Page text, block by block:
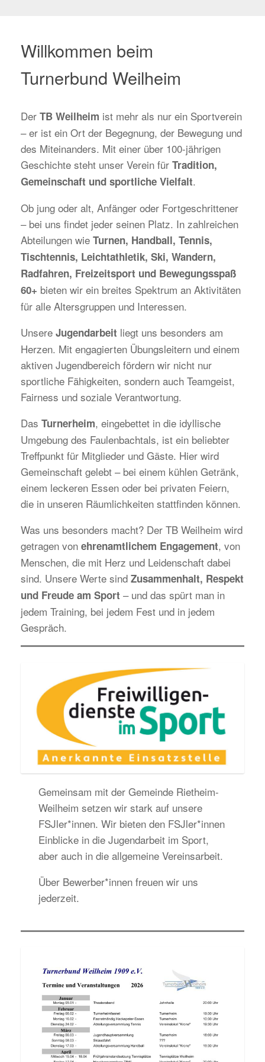
Willkommen beim
Turnerbund Weilheim
Der TB Weilheim ist mehr als nur ein Sportverein
– er ist ein Ort der Begegnung, der Bewegung und
des Miteinanders. Mit einer über 100-jährigen
Geschichte steht unser Verein für Tradition,
Gemeinschaft und sportliche Vielfalt.
Ob jung oder alt, Anfänger oder Fortgeschrittener
– bei uns findet jeder seinen Platz. In zahlreichen
Abteilungen wie Turnen, Handball, Tennis,
Tischtennis, Leichtathletik, Ski, Wandern,
Radfahren, Freizeitsport und Bewegungsspaß
60+ bieten wir ein breites Spektrum an Aktivitäten
für alle Altersgruppen und Interessen.
Unsere Jugendarbeit liegt uns besonders am
Herzen. Mit engagierten Übungsleitern und einem
aktiven Jugendbereich fördern wir nicht nur
sportliche Fähigkeiten, sondern auch Teamgeist,
Fairness und soziale Verantwortung.
Das Turnerheim, eingebettet in die idyllische
Umgebung des Faulenbachtals, ist ein beliebter
Treffpunkt für Mitglieder und Gäste. Hier wird
Gemeinschaft gelebt – bei einem kühlen Getränk,
einem leckeren Essen oder bei privaten Feiern,
die in unseren Räumlichkeiten stattfinden können.
Was uns besonders macht? Der TB Weilheim wird
getragen von ehrenamtlichem Engagement, von
Menschen, die mit Herz und Leidenschaft dabei
sind. Unsere Werte sind Zusammenhalt, Respekt
und Freude am Sport – und das spürt man in
jedem Training, bei jedem Fest und in jedem
Gespräch.
Gemeinsam mit der Gemeinde Rietheim-
Weilheim setzen wir stark auf unsere
FSJler*innen. Wir bieten den FSJler*innen
Einblicke in die Jugendarbeit im Sport,
aber auch in die allgemeine Vereinsarbeit.
Über Bewerber*innen freuen wir uns
jederzeit.